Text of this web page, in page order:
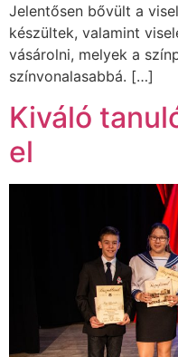
Jelentősen bővült a
készültek, valamint
vásárolni, melyek a
színvonalasabbá. […]
Kiváló
el